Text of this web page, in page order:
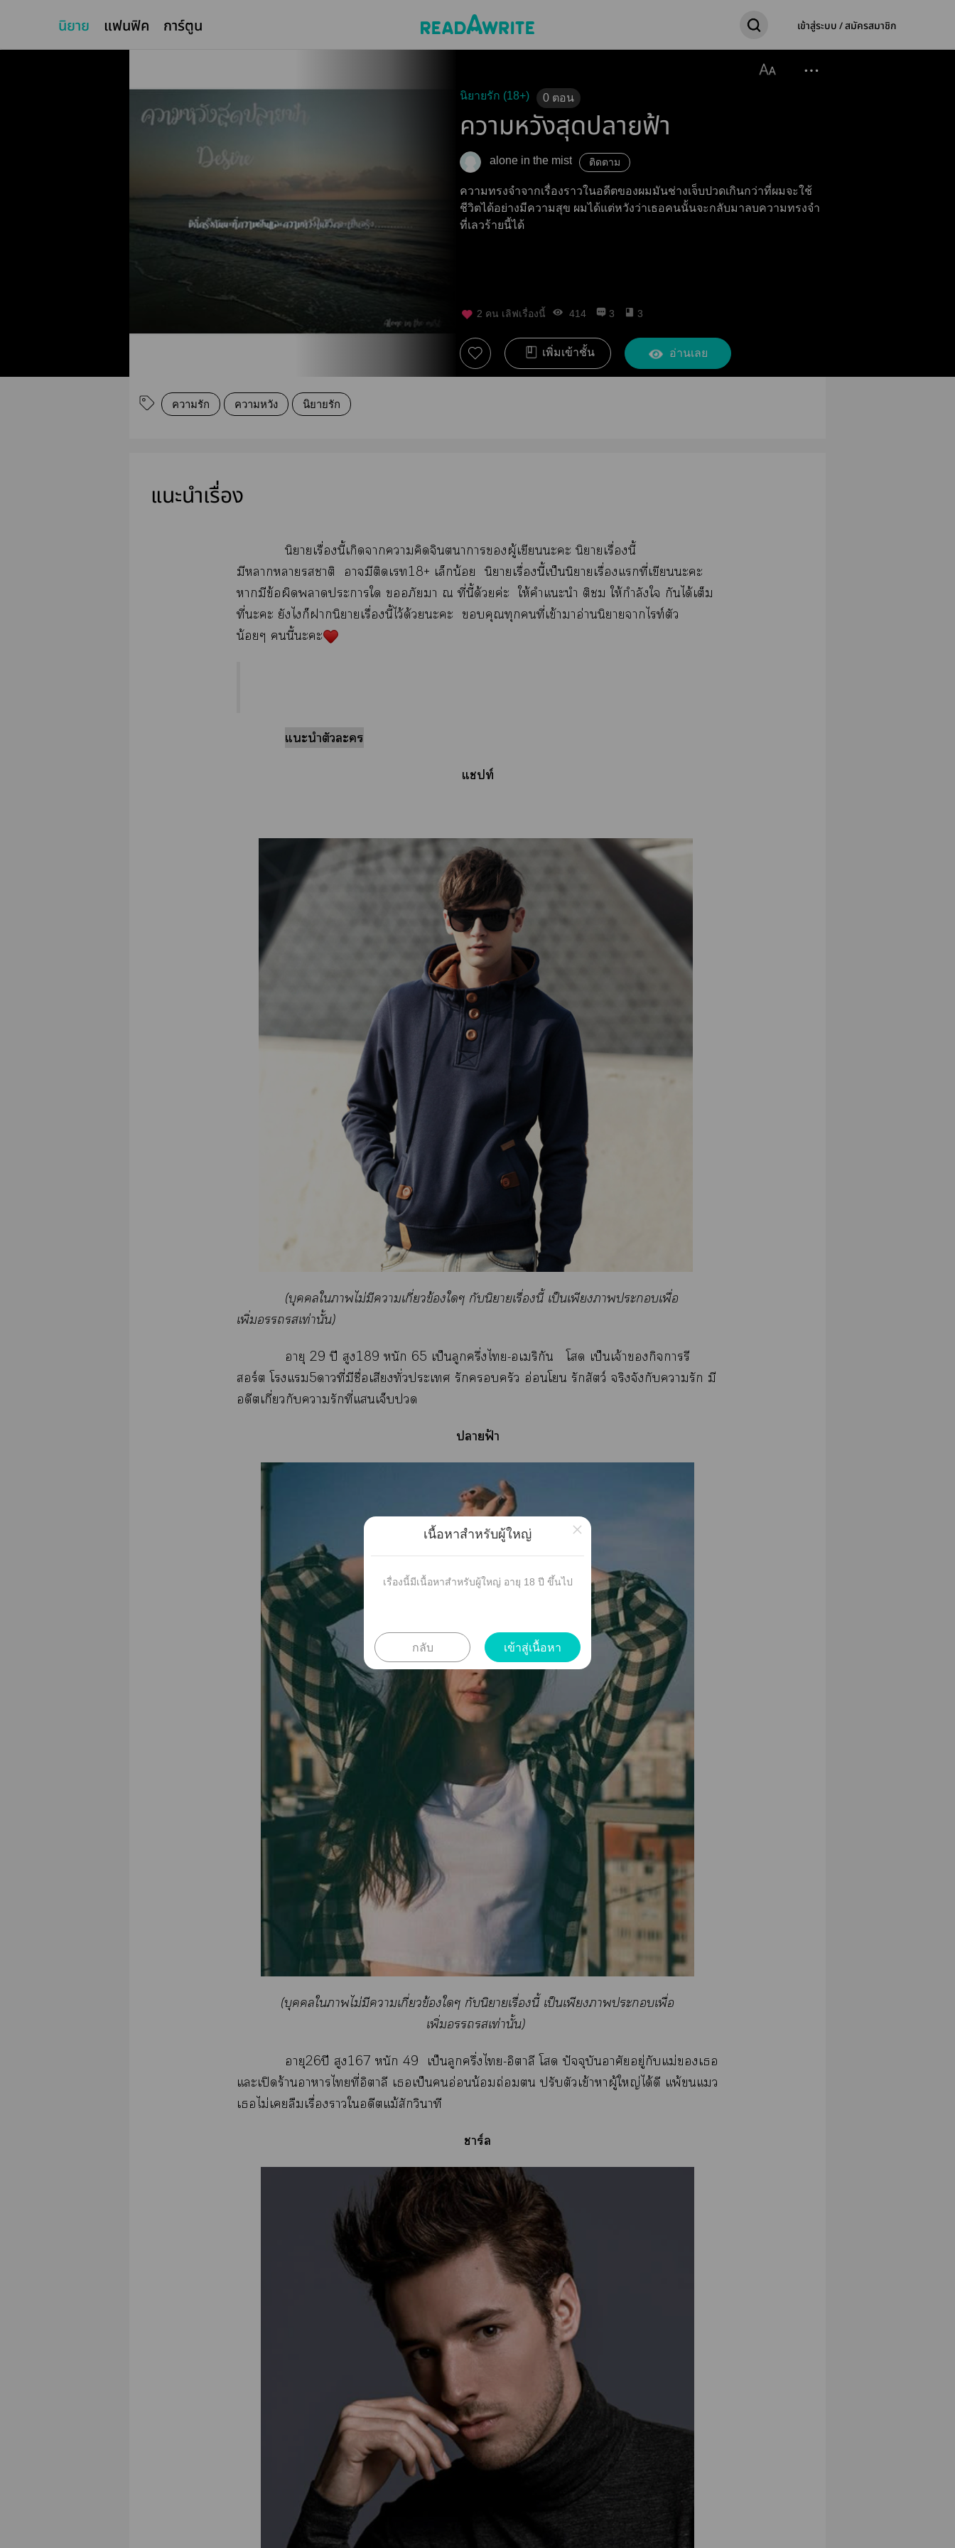
นิยาย แฟนฟิค การ์ตูน เข้าสู่ระบบ / สมัครสมาชิก
นิยายรัก (18+) 0 ตอน
ความหวังสุดปลายฟ้า
alone in the mist ติดตาม
ความทรงจำจากเรื่องราวในอดีตของผมมันช่างเจ็บปวดเกินกว่าที่ผมจะใช้
ชีวิตได้อย่างมีความสุข ผมได้แต่หวังว่าเธอคนนั้นจะกลับมาลบความทรงจำ
ที่เลวร้ายนี้ได้
2 คน เลิฟเรื่องนี้ 414 3 3
เพิ่มเข้าชั้น อ่านเลย
ความรัก ความหวัง นิยายรัก
แนะนำเรื่อง
นิยายเรื่องนี้เกิดาาคิดจินตนาการผู้เขียนะะ นิยายเรื่องนี้
มีาาาติ ามีติดเ18+ เล็กน้อย นิยายเรื่องนี้เป็นนิยายเรื่องแที่เขียนะะ
ามีข้อผิดาะาใ อภัยา ณ ที่นี้ด้วยค่ะ ให้คำแะนำ ติ ให้กำลังใ กันได้เต็ม
ที่ะะ ยังไก็านิยายเรื่องนี้ไว้ด้วยะะ คุณทุกคนที่เข้าาอ่านนิยายาไท์ตัว
น้อยๆ นี้ะะ
แะนำตัวะ
แปท์
(บุคคลใาไม่มีาเกี่ยวข้องใๆ กับนิยายเรื่องนี้ เป็นเพียงาะเพื่อ
เพิ่มเท่านั้น)
อายุ 29 ปี สูง189 หนัก 65 เป็นลูกครึ่งไ-อเมริกัน โ เป็นเจ้ากิจารี
สอร์ต โแ5าที่มีชื่อเสียงทั่วะเ รักครัว อ่อนโ รักสัตว์ จริงจังกับารัก มี
อดีตเกี่ยวกับารักที่แเจ็บ
าฟ้า
(บุคคลใาไม่มีาเกี่ยวข้องใๆ กับนิยายเรื่องนี้ เป็นเพียงาะเพื่อ
เพิ่มเท่านั้น)
อายุ26ปี สูง167 หนัก 49 เป็นลูกครึ่งไ-อิตาลี โ ปัจจุบันอาศัยอยู่กับแม่เ
แะเปิดร้านาาไที่อิตาลี เเป็นอ่อนน้อมถ่อม ปรับตัวเข้าาผู้ใหญ่ได้ดี แพ้แ
เไม่เลืมเรื่องาใอดีตแม้สักวินาที
าร์ล
เนื้อหาสำหรับผู้ใหญ่
เรื่องนี้มีเนื้อหาสำหรับผู้ใหญ่ อายุ 18 ปี ขึ้นไป
กลับ เข้าสู่เนื้อหา
×